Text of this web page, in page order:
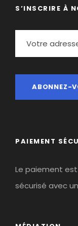
S’INSCRIRE À
PAIEMENT
Le paiement
sécurisé avec